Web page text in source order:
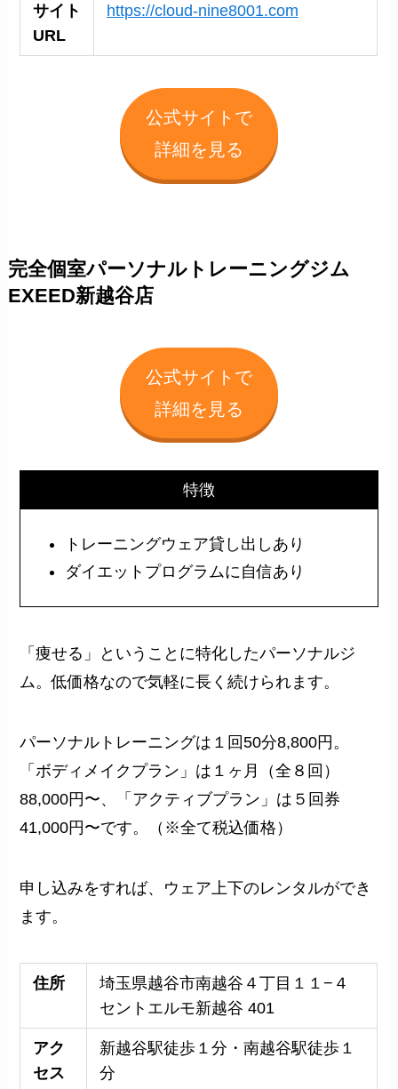
サイト
URL
https://cloud-nine8001.com
公式サイトで
詳細を見る
完全個室パーソナルトレーニングジム
EXEED新越谷店
公式サイトで
詳細を見る
特徴
トレーニングウェア貸し出しあり
ダイエットプログラムに自信あり
「痩せる」ということに特化したパーソナルジ
ム。低価格なので気軽に長く続けられます。
パーソナルトレーニングは１回50分8,800円。
「ボディメイクプラン」は１ヶ月（全８回）
88,000円〜、「アクティブプラン」は５回券
41,000円〜です。（※全て税込価格）
申し込みをすれば、ウェア上下のレンタルができ
ます。
住所
埼玉県越谷市南越谷４丁目１１−４
セントエルモ新越谷 401
アク
セス
新越谷駅徒歩１分・南越谷駅徒歩１
分